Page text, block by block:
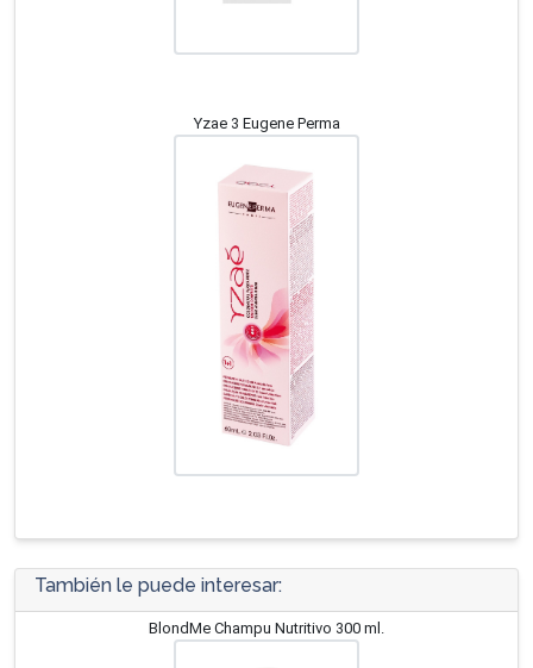
Yzae 3 Eugene Perma
También le puede interesar:
BlondMe Champu Nutritivo 300 ml.